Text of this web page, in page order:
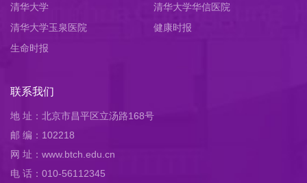
清华大学
清华大学华信医院
清华大学玉泉医院
健康时报
生命时报
联系我们
地 址：北京市昌平区立汤路168号
邮 编：102218
网 址：www.btch.edu.cn
电 话：010-56112345